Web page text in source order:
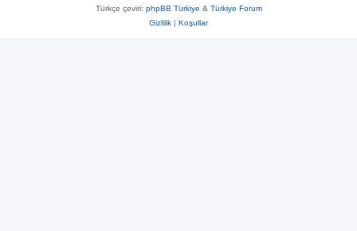
Türkçe çeviri: phpBB Türkiye & Türkiye Forum
Gizlilik | Koşullar